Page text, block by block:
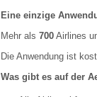
Eine einzige
Mehr als 700Airlines
Die Anwendung ist
Was gibt es auf der